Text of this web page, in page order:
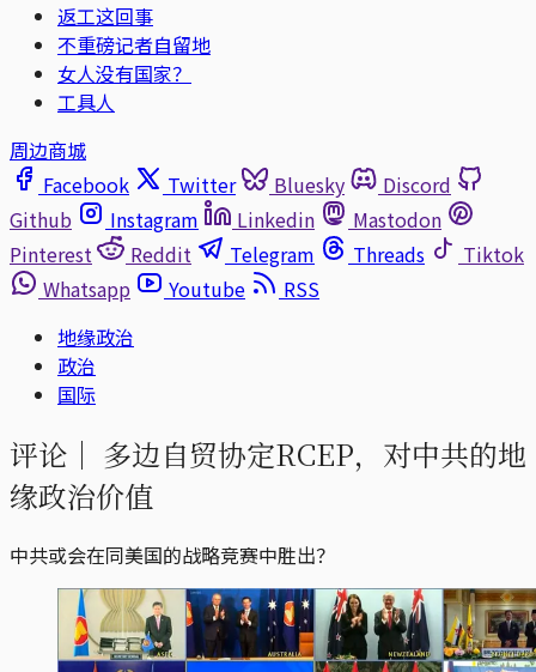
返工这回事
不重磅记者自留地
女人没有国家？
工具人
周边商城
Facebook
Twitter Bluesky
Discord
Github
Instagram Linkedin
Mastodon
Pinterest
Reddit Telegram Threads
Tiktok
Whatsapp
Youtube
RSS
地缘政治
政治
国际
评论｜ 多边自贸协定RCEP，对中共的地
缘政治价值
中共或会在同美国的战略竞赛中胜出？